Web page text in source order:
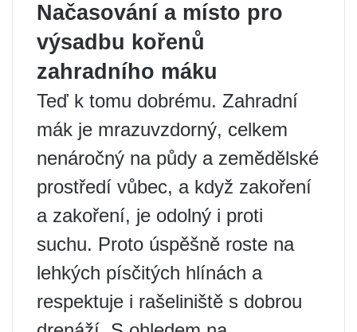
Načasování a místo pro
výsadbu kořenů
zahradního máku
Teď k tomu dobrému. Zahradní
mák je mrazuvzdorný, celkem
nenáročný na půdy a zemědělské
prostředí vůbec, a když zakoření
a zakoření, je odolný i proti
suchu. Proto úspěšně roste na
lehkých písčitých hlínách a
respektuje i rašeliniště s dobrou